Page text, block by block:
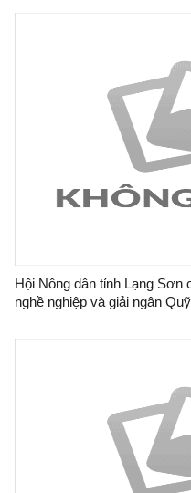
Hội Nông dân tỉnh Lạng Sơn
nghề nghiệp và giải ngân